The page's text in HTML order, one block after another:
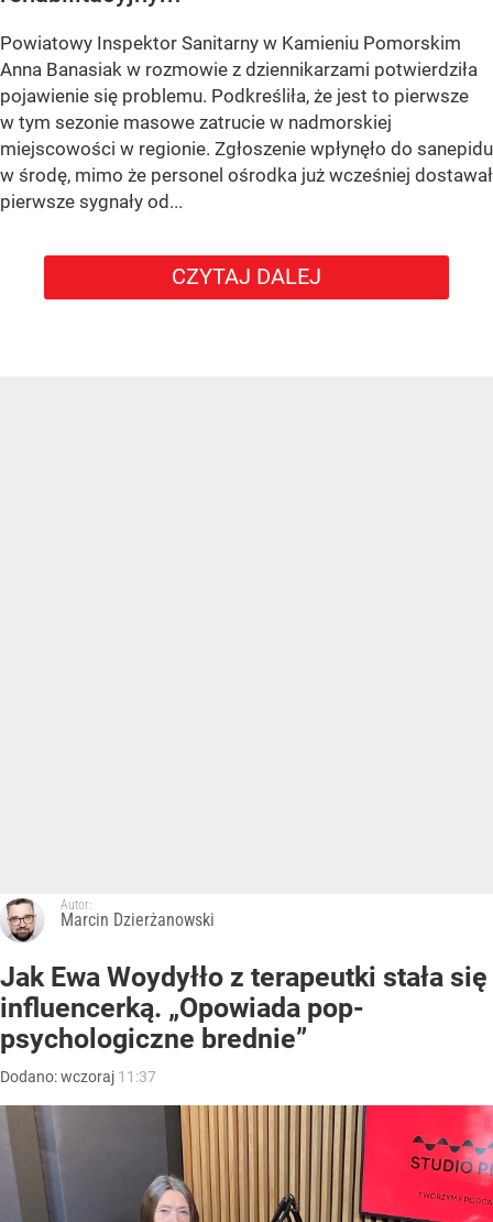
Powiatowy Inspektor Sanitarny w Kamieniu Pomorskim
Anna Banasiak w rozmowie z dziennikarzami potwierdziła
pojawienie się problemu. Podkreśliła, że jest to pierwsze
w tym sezonie masowe zatrucie w nadmorskiej
miejscowości w regionie. Zgłoszenie wpłynęło do sanepidu
w środę, mimo że personel ośrodka już wcześniej dostawał
pierwsze sygnały od...
CZYTAJ DALEJ
Autor:
Marcin Dzierżanowski
Jak Ewa Woydyłło z terapeutki stała się
influencerką. „Opowiada pop-
psychologiczne brednie”
Dodano:wczoraj 11:37